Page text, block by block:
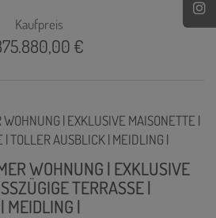
Kaufpreis
€
WOHNUNG | EXKLUSIVE
TERRASSE |
MEIDLING |